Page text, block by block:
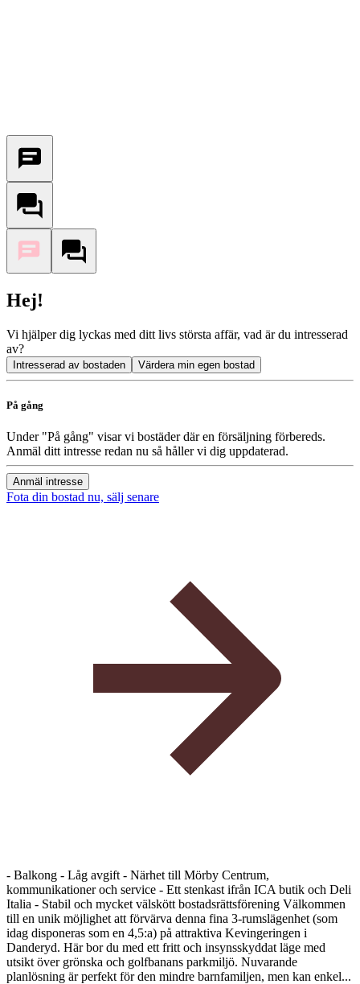
Hej!
Vi hjälper dig lyckas med ditt livs största affär, vad är du intresserad
av?
Intresserad av bostaden Värdera min egen bostad
På gång
Under "På gång" visar vi bostäder där en försäljning förbereds.
Anmäl ditt intresse redan nu så håller vi dig uppdaterad.
Anmäl intresse
Fota din bostad nu, sälj senare
- Balkong - Låg avgift - Närhet till Mörby Centrum,
kommunikationer och service - Ett stenkast ifrån ICA butik och Deli
Italia - Stabil och mycket välskött bostadsrättsförening Välkommen
till en unik möjlighet att förvärva denna fina 3‑rumslägenhet (som
idag disponeras som en 4,5:a) på attraktiva Kevingeringen i
Danderyd. Här bor du med ett fritt och insynsskyddat läge med
utsikt över grönska och golfbanans parkmiljö. Nuvarande
planlösning är perfekt för den mindre barnfamiljen, men kan enkel...